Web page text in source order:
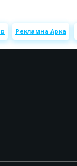
Рекламна Арка